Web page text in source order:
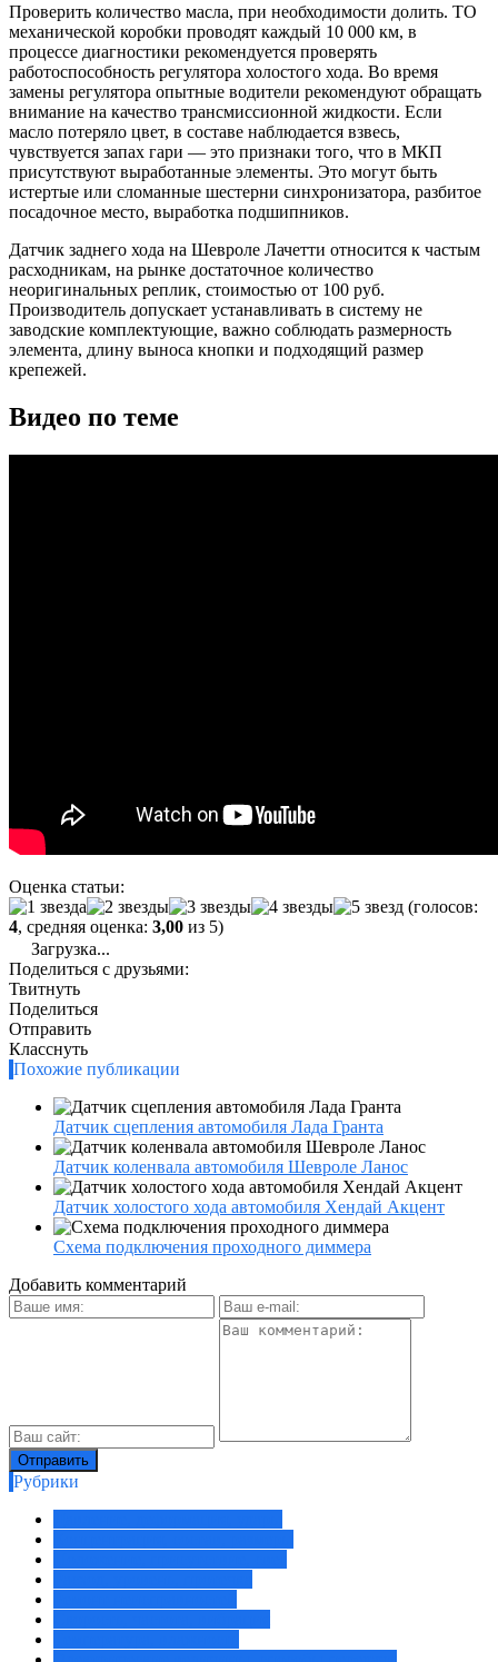
Проверить количество масла, при необходимости долить. ТО
механической коробки проводят каждый 10 000 км, в
процессе диагностики рекомендуется проверять
работоспособность регулятора холостого хода. Во время
замены регулятора опытные водители рекомендуют обращать
внимание на качество трансмиссионной жидкости. Если
масло потеряло цвет, в составе наблюдается взвесь,
чувствуется запах гари — это признаки того, что в МКП
присутствуют выработанные элементы. Это могут быть
истертые или сломанные шестерни синхронизатора, разбитое
посадочное место, выработка подшипников.
Датчик заднего хода на Шевроле Лачетти относится к частым
расходникам, на рынке достаточное количество
неоригинальных реплик, стоимостью от 100 руб.
Производитель допускает устанавливать в систему не
заводские комплектующие, важно соблюдать размерность
элемента, длину выноса кнопки и подходящий размер
крепежей.
Видео по теме
Оценка статьи:
(голосов:
4, средняя оценка: 3,00 из 5)
Загрузка...
Поделиться с друзьями:
Твитнуть
Поделиться
Отправить
Класснуть
Похожие публикации
Датчик сцепления автомобиля Лада Гранта
Датчик коленвала автомобиля Шевроле Ланос
Датчик холостого хода автомобиля Хендай Акцент
Схема подключения проходного диммера
Добавить комментарий
Рубрики